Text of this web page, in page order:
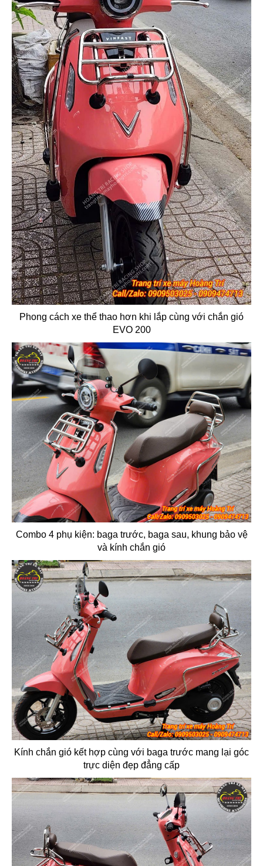
Phong cách xe thể thao hơn khi lắp cùng với chắn gió
EVO 200
Combo 4 phụ kiện: baga trước, baga sau, khung bảo vệ
và kính chắn gió
Kính chắn gió kết hợp cùng với baga trước mang lại góc
trực diện đẹp đẳng cấp